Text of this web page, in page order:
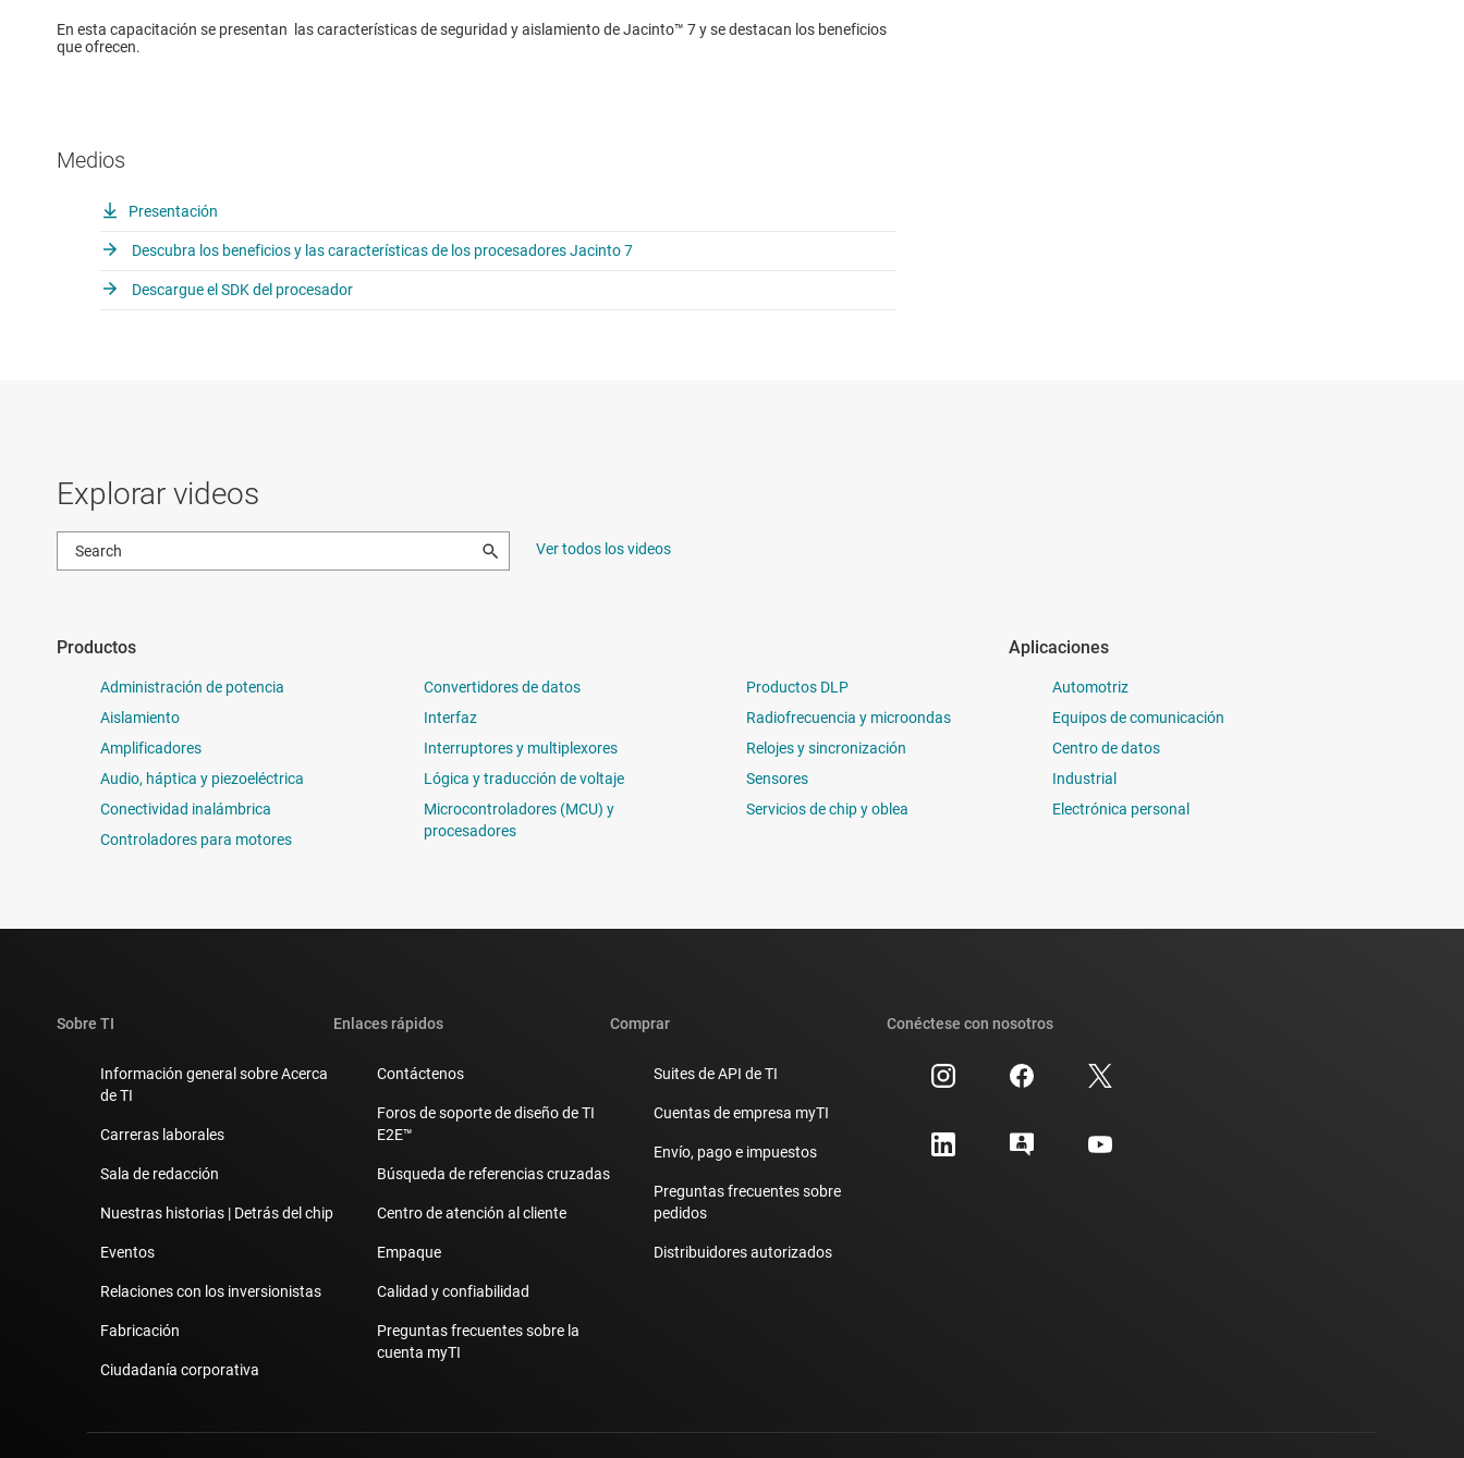
En esta capacitación se presentan las características de seguridad y aislamiento de Jacinto™ 7 y se destacan los beneficios
que ofrecen.
Medios
Presentación
Descubra los beneficios y las características de los procesadores Jacinto 7
Descargue el SDK del procesador
Explorar videos
Ver todos los videos
Productos
Administración de potencia
Aislamiento
Amplificadores
Audio, háptica y piezoeléctrica
Conectividad inalámbrica
Controladores para motores
Convertidores de datos
Interfaz
Interruptores y multiplexores
Lógica y traducción de voltaje
Microcontroladores (MCU) y
procesadores
Productos DLP
Radiofrecuencia y microondas
Relojes y sincronización
Sensores
Servicios de chip y oblea
Aplicaciones
Automotriz
Equipos de comunicación
Centro de datos
Industrial
Electrónica personal
Sobre TI
Información general sobre Acerca
de TI
Carreras laborales
Sala de redacción
Nuestras historias | Detrás del chip
Eventos
Relaciones con los inversionistas
Fabricación
Ciudadanía corporativa
Enlaces rápidos
Contáctenos
Foros de soporte de diseño de TI
E2E™
Búsqueda de referencias cruzadas
Centro de atención al cliente
Empaque
Calidad y confiabilidad
Preguntas frecuentes sobre la
cuenta myTI
Comprar
Suites de API de TI
Cuentas de empresa myTI
Envío, pago e impuestos
Preguntas frecuentes sobre
pedidos
Distribuidores autorizados
Conéctese con nosotros